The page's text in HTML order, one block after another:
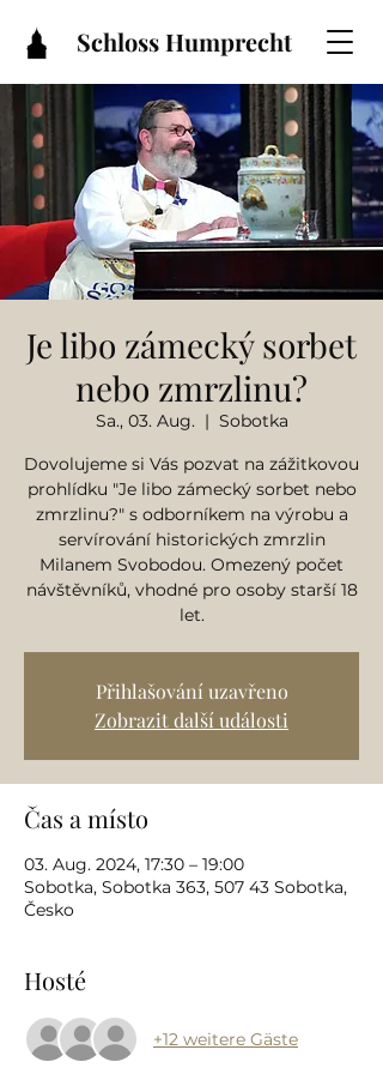
Schloss Humprecht
Je libo zámecký sorbet
nebo zmrzlinu?
Sa., 03. Aug.
  |
Sobotka
Dovolujeme si Vás pozvat na zážitkovou
prohlídku "Je libo zámecký sorbet nebo
zmrzlinu?" s odborníkem na výrobu a
servírování historických zmrzlin
Milanem Svobodou. Omezený počet
návštěvníků, vhodné pro osoby starší 18
let.
Přihlašování uzavřeno
Zobrazit další události
Čas a místo
03. Aug. 2024, 17:30 – 19:00
Sobotka, Sobotka 363, 507 43 Sobotka,
Česko
Hosté
+12 weitere Gäste